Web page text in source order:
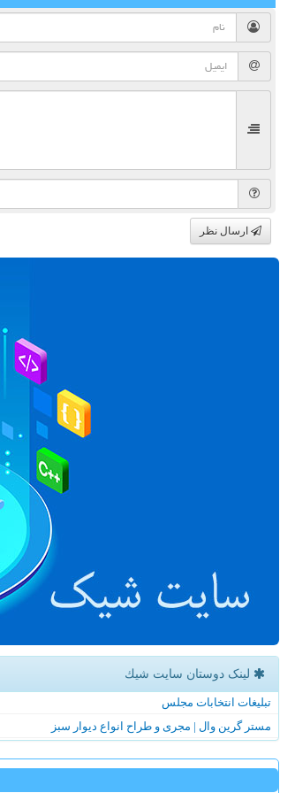
ارسال نظر
لینک دوستان سایت شیك
تبلیغات انتخابات مجلس
مستر گرین وال | مجری و طراح انواع دیوار سبز